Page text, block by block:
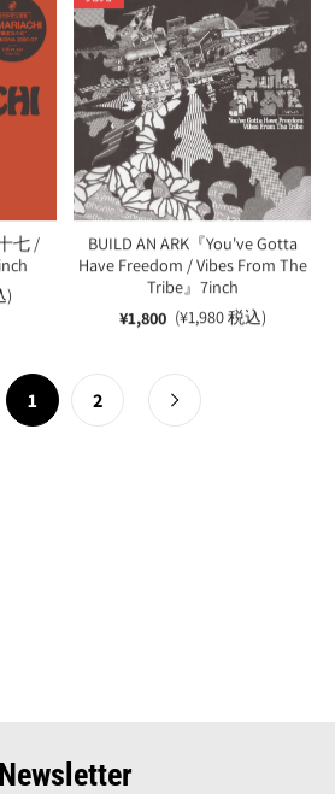
七 /
)
BUILD AN ARK『You've Gotta
Have Freedom / Vibes From The
Tribe』7inch
¥1,800 (¥1,980 税込)
1 2
Newsletter